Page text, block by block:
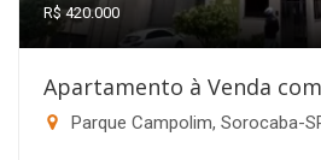
R$ 420.000
Apartamento à Venda
Parque Campolim, Sorocaba-